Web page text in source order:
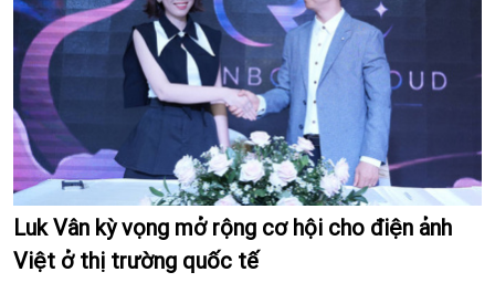
Luk Vân kỳ vọng mở rộng cơ hội cho điện ảnh
Việt ở thị trường quốc tế